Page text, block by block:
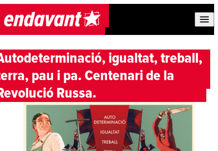
Skip to content
igualtat, treball,
pau i pa. Centenari de la
Russa.